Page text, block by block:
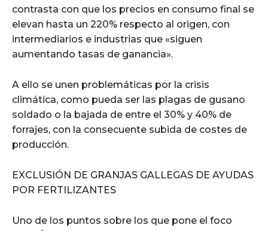
contrasta con que los precios en consumo final se
elevan hasta un 220% respecto al origen, con
intermediarios e industrias que «siguen
aumentando tasas de ganancia».
A ello se unen problemáticas por la crisis
climática, como pueda ser las plagas de gusano
soldado o la bajada de entre el 30% y 40% de
forrajes, con la consecuente subida de costes de
producción.
EXCLUSIÓN DE GRANJAS GALLEGAS DE AYUDAS
POR FERTILIZANTES
Uno de los puntos sobre los que pone el foco